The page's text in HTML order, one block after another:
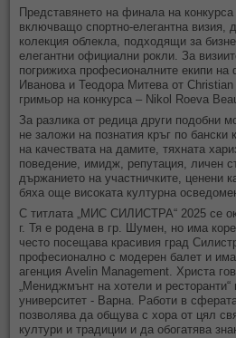
Представянето на финала на
включващо спортно-елегантна визия,
колекция облекла, подходящи за
елегантни официални рокли. За
погрижиха професионалните екипи на
Иванова и Теодора Митева от
гримьор на конкурса – Nikol Roeva
За разлика от редица други подобни
не заложи на познатия кръг по бански
на качествата на дамите, тяхната
поведение, имидж, репутация, личен
държанието на участничките, ценени
бяха още високата културна
С титлата „МИС СИЛИСТРА“ 2025 се
г. Тя е родена в гр. Шумен, но има
често посещава красивия град
професионално с модерен балет и
агенция Avelin Management. Христа
„Мениджмънт на хотели и ресторанти“
университет - Варна. Работи в
позволява да общува с хора от цял
култури и традиции и да обогатява